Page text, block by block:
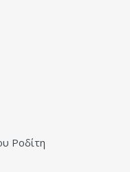
Ροδίτη